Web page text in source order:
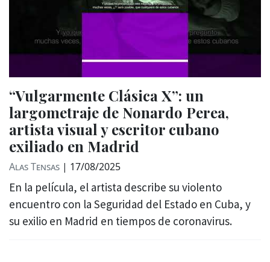
“Vulgarmente Clásica X”: un
largometraje de Nonardo Perea,
artista visual y escritor cubano
exiliado en Madrid
Alas Tensas | 17/08/2025
En la película, el artista describe su violento
encuentro con la Seguridad del Estado en Cuba, y
su exilio en Madrid en tiempos de coronavirus.